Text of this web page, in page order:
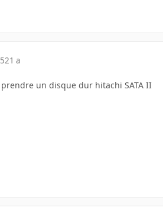
21 a
un disque dur hitachi SATA II